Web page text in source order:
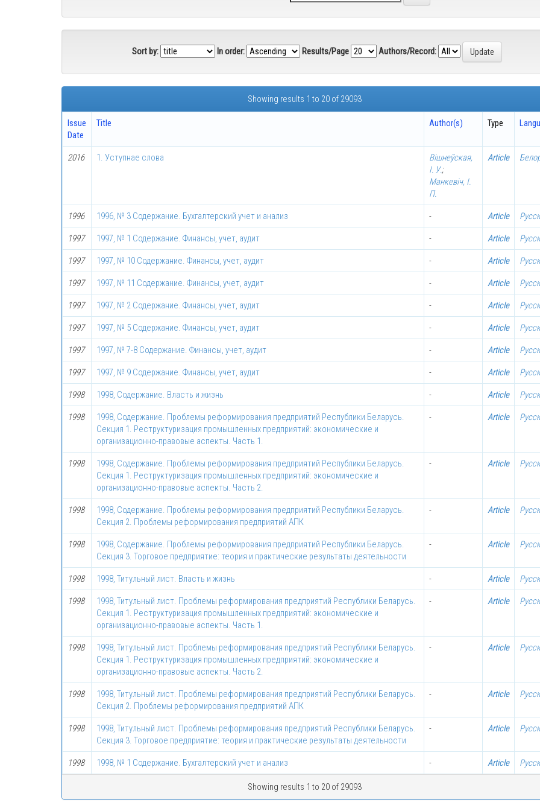
Sort by: In order: Results/Page Authors/Record:
Showing results 1 to 20 of 29093
Issue
Date
Title Author(s) Type
2016 1. Уступнае слова
Вішнеўская,
І. У.;
Манкевіч, І.
П.
Article
1996 1996, № 3 Содержание. Бухгалтерский учет и анализ - Article
1997 1997, № 1 Содержание. Финансы, учет, аудит - Article
1997 1997, № 10 Содержание. Финансы, учет, аудит - Article
1997 1997, № 11 Содержание. Финансы, учет, аудит - Article
1997 1997, № 2 Содержание. Финансы, учет, аудит - Article
1997 1997, № 5 Содержание. Финансы, учет, аудит - Article
1997 1997, № 7-8 Содержание. Финансы, учет, аудит - Article
1997 1997, № 9 Содержание. Финансы, учет, аудит - Article
1998 1998, Содержание. Власть и жизнь - Article
1998
1998, Содержание. Проблемы реформирования предприятий Республики Беларусь.
Секция 1. Реструктуризация промышленных предприятий: экономические и
организационно-правовые аспекты. Часть 1.
- Article
1998
1998, Содержание. Проблемы реформирования предприятий Республики Беларусь.
Секция 1. Реструктуризация промышленных предприятий: экономические и
организационно-правовые аспекты. Часть 2.
- Article
1998
1998, Содержание. Проблемы реформирования предприятий Республики Беларусь.
Секция 2. Проблемы реформирования предприятий АПК
- Article
1998
1998, Содержание. Проблемы реформирования предприятий Республики Беларусь.
Секция 3. Торговое предприятие: теория и практические результаты деятельности
- Article
1998 1998, Титульный лист. Власть и жизнь - Article
1998
1998, Титульный лист. Проблемы реформирования предприятий Республики Беларусь.
Секция 1. Реструктуризация промышленных предприятий: экономические и
организационно-правовые аспекты. Часть 1.
- Article
1998
1998, Титульный лист. Проблемы реформирования предприятий Республики Беларусь.
Секция 1. Реструктуризация промышленных предприятий: экономические и
организационно-правовые аспекты. Часть 2.
- Article
1998
1998, Титульный лист. Проблемы реформирования предприятий Республики Беларусь.
Секция 2. Проблемы реформирования предприятий АПК
- Article
1998
1998, Титульный лист. Проблемы реформирования предприятий Республики Беларусь.
Секция 3. Торговое предприятие: теория и практические результаты деятельности
- Article
1998 1998, № 1 Содержание. Бухгалтерский учет и анализ - Article
Showing results 1 to 20 of 29093